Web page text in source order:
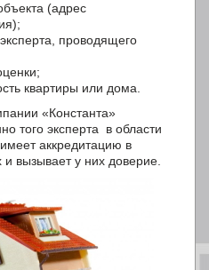
(адрес
проводящего
квартиры или дома.
«Константа»
того эксперта в области
аккредитацию в
вызывает у них доверие.